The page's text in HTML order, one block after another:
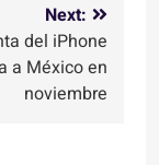
Next:
del iPhone
a México en
noviembre